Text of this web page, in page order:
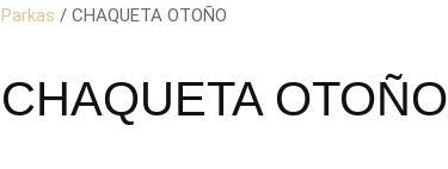
Parkas / CHAQUETA OTOÑO
CHAQUETA OTOÑO